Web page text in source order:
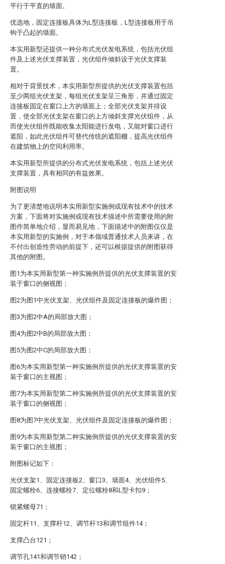
平行于平直的墙面。
优选地，固定连接板具体为L型连接板，L型连接板用于吊
钩于凸起的墙面。
本实用新型还提供一种分布式光伏发电系统，包括光伏组
件及上述光伏支撑装置，光伏组件倾斜设于光伏支撑装
置。
相对于背景技术，本实用新型所提供的光伏支撑装置包括
至少两组光伏支架，每组光伏支架呈三角形，并通过固定
连接板固定在窗口上方的墙面上；全部光伏支架并排设
置，使全部光伏支架在窗口的上方倾斜支撑光伏组件，从
而使光伏组件既能收集太阳能进行发电，又能对窗口进行
遮阳，如此光伏组件可替代传统的遮阳棚，提高光伏组件
在建筑物上的空间利用率。
本实用新型所提供的分布式光伏发电系统，包括上述光伏
支撑装置，具有相同的有益效果。
附图说明
为了更清楚地说明本实用新型实施例或现有技术中的技术
方案，下面将对实施例或现有技术描述中所需要使用的附
图作简单地介绍，显而易见地，下面描述中的附图仅仅是
本实用新型的实施例，对于本领域普通技术人员来讲，在
不付出创造性劳动的前提下，还可以根据提供的附图获得
其他的附图。
图1为本实用新型第一种实施例所提供的光伏支撑装置的安
装于窗口的侧视图；
图2为图1中光伏支架、光伏组件及固定连接板的爆炸图；
图3为图2中A的局部放大图；
图4为图2中B的局部放大图；
图5为图2中C的局部放大图；
图6为本实用新型第一种实施例所提供的光伏支撑装置的安
装于窗口的主视图；
图7为本实用新型第二种实施例所提供的光伏支撑装置的安
装于窗口的侧视图；
图8为图7中光伏支架、光伏组件及固定连接板的爆炸图；
图9为本实用新型第二种实施例所提供的光伏支撑装置的安
装于窗口的主视图；
附图标记如下：
光伏支架1、固定连接板2、窗口3、墙面4、光伏组件5、
固定螺栓6、连接螺栓7、定位螺栓8和L型卡扣9；
锁紧螺母71；
固定杆11、支撑杆12、调节杆13和调节组件14；
支撑凸台121；
调节孔141和调节销142；